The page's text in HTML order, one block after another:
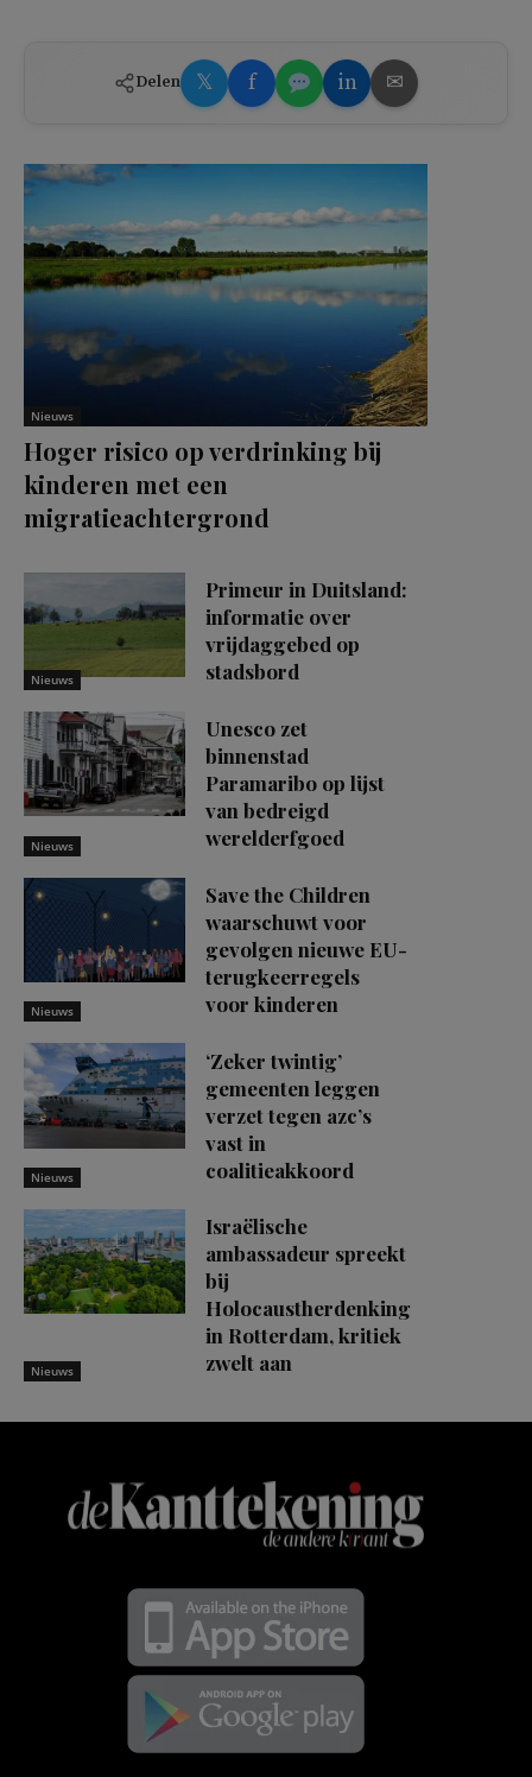
Delen 𝕏 f in ✉
Nieuws
Hoger risico op verdrinking bij
kinderen met een
migratieachtergrond
Nieuws
Primeur in Duitsland:
informatie over
vrijdaggebed op
stadsbord
Nieuws
Unesco zet
binnenstad
Paramaribo op lijst
van bedreigd
werelderfgoed
Nieuws
Save the Children
waarschuwt voor
gevolgen nieuwe EU-
terugkeerregels
voor kinderen
Nieuws
‘Zeker twintig’
gemeenten leggen
verzet tegen azc’s
vast in
coalitieakkoord
Nieuws
Israëlische
ambassadeur spreekt
bij
Holocaustherdenking
in Rotterdam, kritiek
zwelt aan